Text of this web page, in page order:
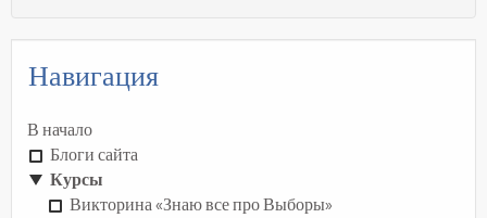
Навигация
В начало
Блоги сайта
Курсы
Викторина «Знаю все про Выборы»